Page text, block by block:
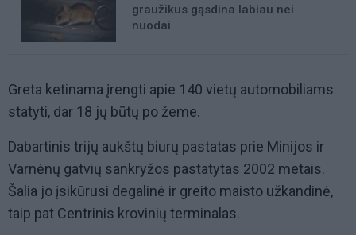
graužikus gąsdina labiau nei
nuodai
Greta ketinama įrengti apie 140 vietų automobiliams
statyti, dar 18 jų būtų po žeme.
Dabartinis trijų aukštų biurų pastatas prie Minijos ir
Varnėnų gatvių sankryžos pastatytas 2002 metais.
Šalia jo įsikūrusi degalinė ir greito maisto užkandinė,
taip pat Centrinis krovinių terminalas.